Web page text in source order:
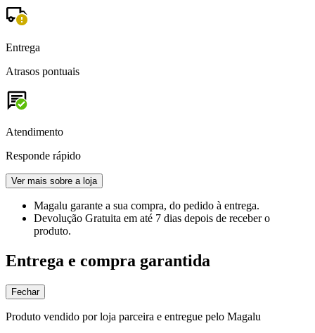
Entrega
Atrasos pontuais
Atendimento
Responde rápido
Ver mais sobre a loja
Magalu garante a sua compra, do pedido à entrega.
Devolução Gratuita em até 7 dias depois de receber o
produto.
Entrega e compra garantida
Fechar
Produto vendido por loja parceira e entregue pelo Magalu